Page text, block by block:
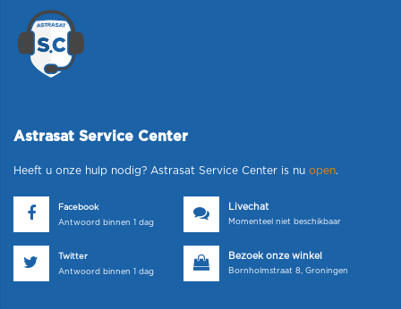
Astrasat Service Center
Heeft u onze hulp nodig? Astrasat Service Center is nu open.
Facebook
Antwoord binnen 1 dag
Livechat
Momenteel niet beschikbaar
Twitter
Antwoord binnen 1 dag
Bezoek onze winkel
Bornholmstraat 8, Groningen